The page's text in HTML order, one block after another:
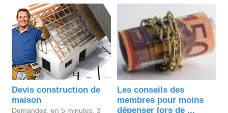
Devis construction de
maison
Demandez, en 5 minutes, 3
Les conseils des
membres pour moins
dépenser lors de ...